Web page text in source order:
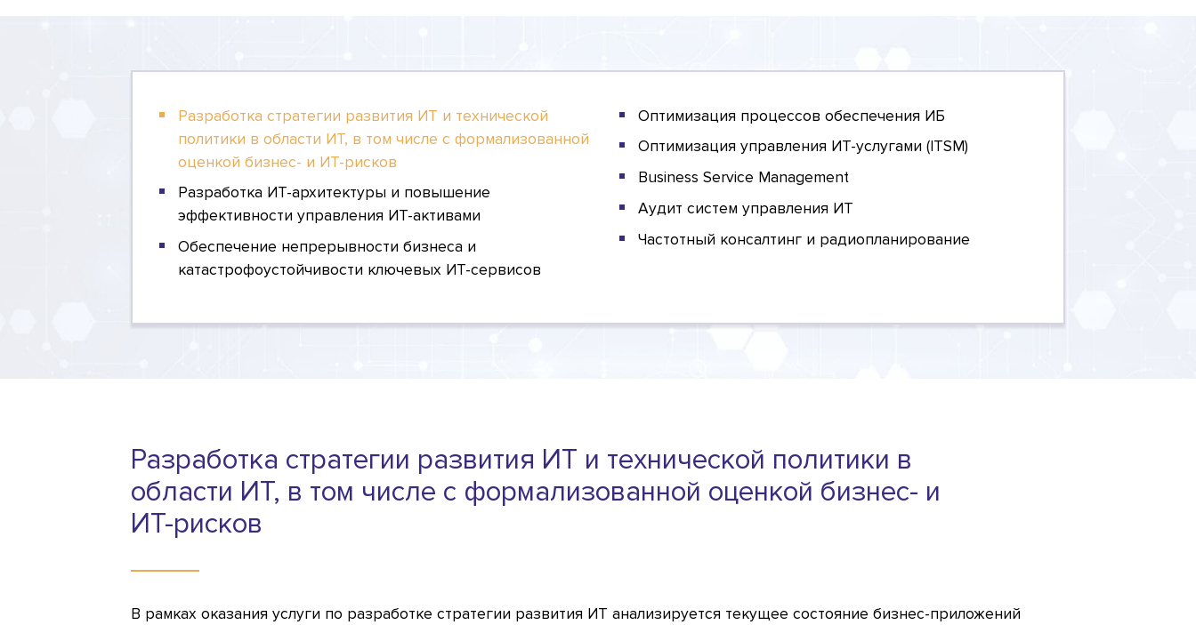
Разработка стратегии развития ИТ и технической
политики в области ИТ, в том числе с формализованной
оценкой бизнес- и ИТ-рисков
Разработка ИТ-архитектуры и повышение
эффективности управления ИТ-активами
Обеспечение непрерывности бизнеса и
катастрофоустойчивости ключевых ИТ-сервисов
Оптимизация процессов обеспечения ИБ
Оптимизация управления ИТ-услугами (ITSM)
Business Service Management
Аудит систем управления ИТ
Частотный консалтинг и радиопланирование
Разработка стратегии развития ИТ и технической политики в
области ИТ, в том числе с формализованной оценкой бизнес- и
ИТ-рисков
В рамках оказания услуги по разработке стратегии развития ИТ анализируется текущее состояние бизнес-приложений